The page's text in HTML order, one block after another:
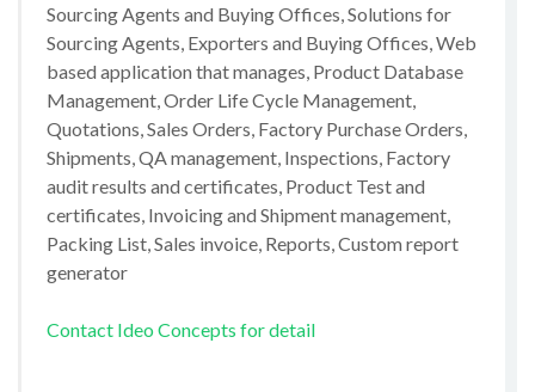
Sourcing Agents and Buying Offices, Solutions for
Sourcing Agents, Exporters and Buying Offices, Web
based application that manages, Product Database
Management, Order Life Cycle Management,
Quotations, Sales Orders, Factory Purchase Orders,
Shipments, QA management, Inspections, Factory
audit results and certificates, Product Test and
certificates, Invoicing and Shipment management,
Packing List, Sales invoice, Reports, Custom report
generator
Contact Ideo Concepts for detail